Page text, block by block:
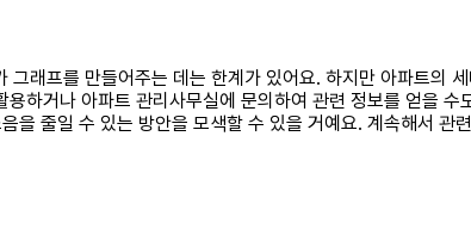
그래프를 만들어주는 데는 한계가 있어요. 하지만 아파트의
하거나 아파트 관리사무실에 문의하여 관련 정보를 얻을
을 줄일 수 있는 방안을 모색할 수 있을 거예요. 계속해서